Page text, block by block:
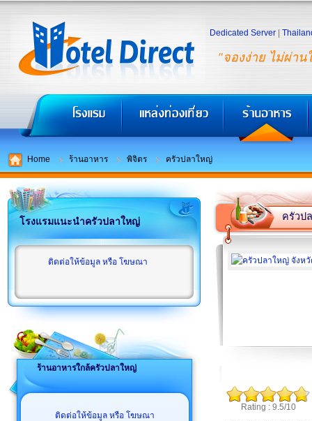
"จองง่าย ไม่ผ่าน
Dedicated Server
Home ร้านอาหาร พิจิตร ครัวปลาใหญ่
โรงแรมแนะนำครัวปลาใหญ่
ติดต่อให้ข้อมูล หรือ โฆษณา
ร้านอาหารใกล้ครัวปลาใหญ่
ติดต่อให้ข้อมูล หรือ โฆษณา
ครัวป
Rating : 9.5/10